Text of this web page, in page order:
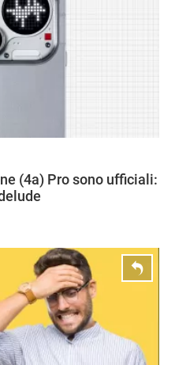
(4a) Pro sono ufficiali: